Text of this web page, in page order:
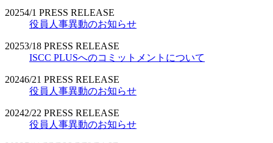
20254/1 PRESS RELEASE
役員人事異動のお知らせ
20253/18 PRESS RELEASE
ISCC PLUSへのコミットメントについて
20246/21 PRESS RELEASE
役員人事異動のお知らせ
20242/22 PRESS RELEASE
役員人事異動のお知らせ